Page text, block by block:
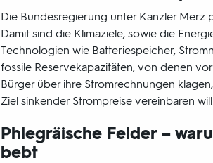
Die Bundesregierung unter Kanzler Merz
Damit sind die Klimaziele, sowie die
Technologien wie Batteriespeicher,
fossile Reservekapazitäten, von denen
Bürger über ihre Stromrechnungen
Ziel sinkender Strompreise vereinbaren
Phlegräische Felder –
bebt